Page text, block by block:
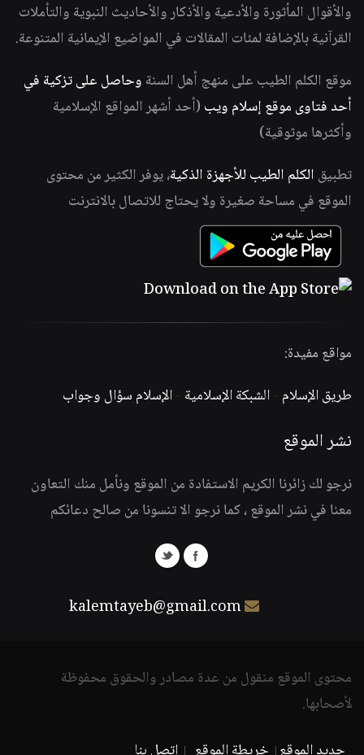
والأقوال المأثورة والأدعية والأذكار والأحاديث النبوية والتأملات
القرآنية بالإضافة لمئات المقالات في المواضيع الإيمانية المتنوعة.
موقع الكلم الطيب على منهج أهل السنة وحاصل على تزكية في
أحد فتاوى موقع إسلام ويب (أحد أشهر المواقع الإسلامية
وأكثرها موثوقية)
تطبيق الكلم الطيب للأجهزة الذكية، يوفر الكثير من محتوى
الموقع في مساحة صغيرة ولا يحتاج للاتصال بالانترنت
مواقع مفيدة:
طريق الإسلام -الشبكة الإسلامية -الإسلام سؤال وجواب
نشر الموقع
نرجو لك زائرنا الكريم الاستفادة من الموقع ونأمل منك التعاون
معنا في نشر الموقع ، كما نرجو الا تنسونا من صالح دعائكم
kalemtayeb@gmail.com
محتوى الموقع منقول من عدة مصادر والحقوق محفوظة
لأصحابها.